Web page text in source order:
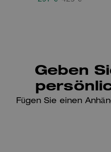
Geben
Fügen Sie einen